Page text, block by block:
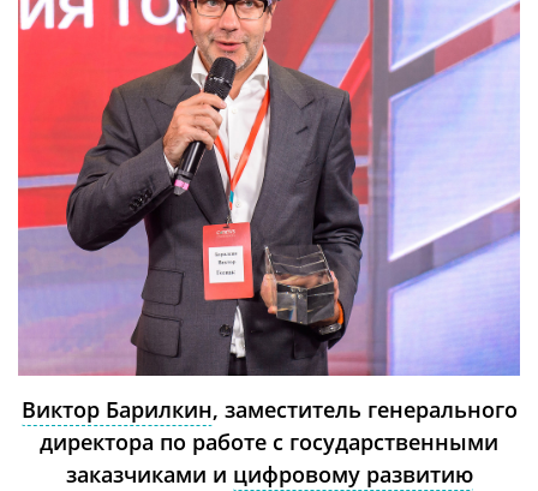
Виктор Барилкин, заместитель генерального
директора по работе с государственными
заказчиками и цифровому развитию